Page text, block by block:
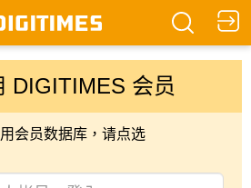
DIGITIMES 会员
会员数据库，请点选